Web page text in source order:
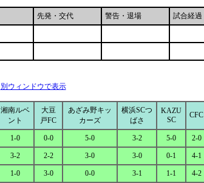
先発・交代 警告・退場 試合経過
別ウィンドウで表示
湘南ルベ
ント
大豆
戸FC
あざみ野キッ
カーズ
横浜SCつ
ばさ
KAZU
SC
CFC
1-0 0-0 5-0 3-2 5-0 2-0
3-2 2-2 3-0 3-0 0-1 4-1
1-0 3-0 0-0 3-1 1-1 4-2